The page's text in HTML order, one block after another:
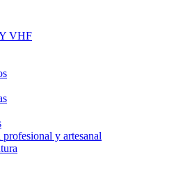
VHF
profesional y artesanal